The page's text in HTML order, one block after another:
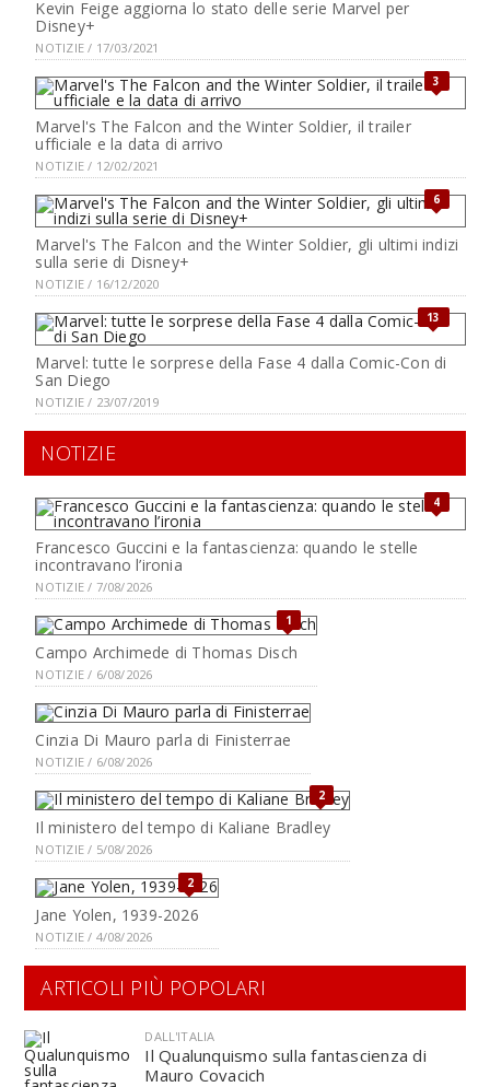
Kevin Feige aggiorna lo stato delle serie Marvel per
Disney+
NOTIZIE / 17/03/2021
3
Marvel's The Falcon and the Winter Soldier, il trailer
ufficiale e la data di arrivo
NOTIZIE / 12/02/2021
6
Marvel's The Falcon and the Winter Soldier, gli ultimi indizi
sulla serie di Disney+
NOTIZIE / 16/12/2020
13
Marvel: tutte le sorprese della Fase 4 dalla Comic-Con di
San Diego
NOTIZIE / 23/07/2019
NOTIZIE
4
Francesco Guccini e la fantascienza: quando le stelle
incontravano l’ironia
NOTIZIE / 7/08/2026
1
Campo Archimede di Thomas Disch
NOTIZIE / 6/08/2026
Cinzia Di Mauro parla di Finisterrae
NOTIZIE / 6/08/2026
2
Il ministero del tempo di Kaliane Bradley
NOTIZIE / 5/08/2026
2
Jane Yolen, 1939-2026
NOTIZIE / 4/08/2026
ARTICOLI PIÙ POPOLARI
DALL'ITALIA
Il Qualunquismo sulla fantascienza di
Mauro Covacich